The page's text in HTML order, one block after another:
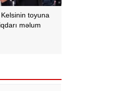
toyuna
məlum